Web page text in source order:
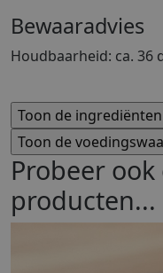
Bewaaradvies
Houdbaarheid: ca. 36
Probeer ook
producten...